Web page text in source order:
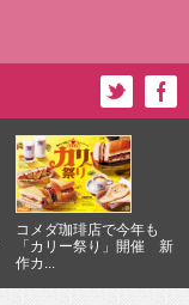
コメダ珈琲店で今年も
「カリー祭り」開催 新
作カ...